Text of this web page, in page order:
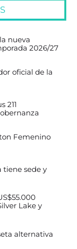
nueva
2026/27
oficial de la
211
Femenino
tiene sede y
Lake y
alternativa